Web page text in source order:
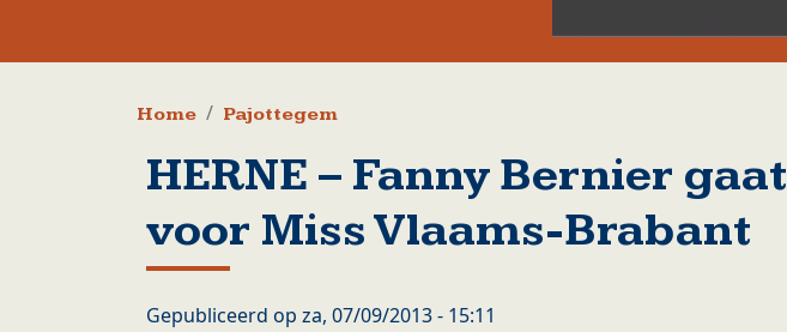
Kruimelpad
Home Pajottegem
HERNE – Fanny Bernier gaat
voor Miss Vlaams-Brabant
Gepubliceerd op za, 07/09/2013 - 15:11